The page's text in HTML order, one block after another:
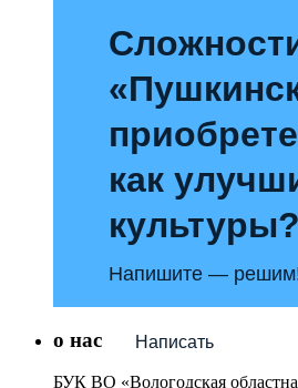
как
культуры?
Напишите —
Написать
о нас
БУК ВО «Вологодская